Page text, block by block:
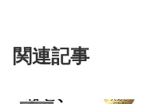
関連記事